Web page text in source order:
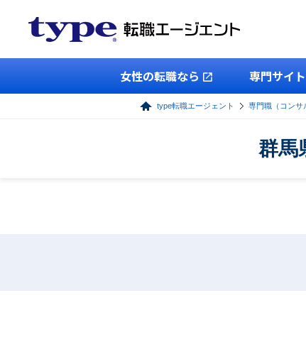
女性の転職なら 専門サイト
type転職エージェント 専門職（コンサ
群馬